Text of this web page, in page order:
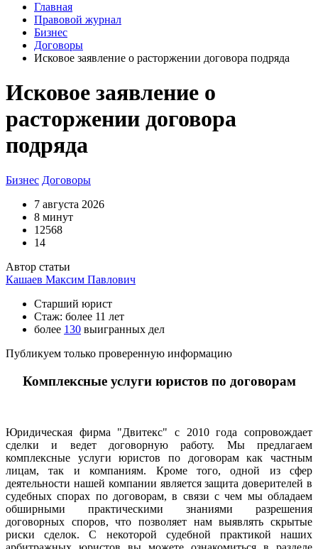
Главная
Правовой журнал
Бизнес
Договоры
Исковое заявление о расторжении договора подряда
Исковое заявление о
расторжении договора
подряда
Бизнес Договоры
7 августа 2026
8 минут
12568
14
Автор статьи
Кашаев Максим Павлович
Старший юрист
Стаж: более 11 лет
более 130 выигранных дел
Публикуем только проверенную информацию
Комплексные услуги юристов по договорам
Юридическая фирма "Двитекс" с 2010 года сопровождает
сделки и ведет договорную работу. Мы предлагаем
комплексные услуги юристов по договорам как частным
лицам, так и компаниям. Кроме того, одной из сфер
деятельности нашей компании является защита доверителей в
судебных спорах по договорам, в связи с чем мы обладаем
обширными практическими знаниями разрешения
договорных споров, что позволяет нам выявлять скрытые
риски сделок. С некоторой судебной практикой наших